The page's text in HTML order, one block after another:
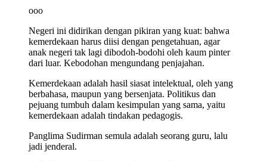
ooo
Negeri ini didirikan dengan pikiran yang kuat: bahwa
kemerdekaan harus diisi dengan pengetahuan, agar
anak negeri tak lagi dibodoh-bodohi oleh kaum pinter
dari luar. Kebodohan mengundang penjajahan.
Kemerdekaan adalah hasil siasat intelektual, oleh yang
berbahasa, maupun yang bersenjata. Politikus dan
pejuang tumbuh dalam kesimpulan yang sama, yaitu
kemerdekaan adalah tindakan pedagogis.
Panglima Sudirman semula adalah seorang guru, lalu
jadi jenderal.